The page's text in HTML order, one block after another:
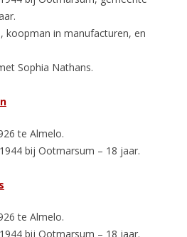
koopman in manufacturen, en
Sophia Nathans.
te Almelo.
bij Ootmarsum – 18 jaar.
te Almelo.
bij Ootmarsum – 18 jaar.